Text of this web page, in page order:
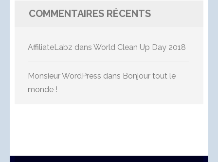
COMMENTAIRES RÉCENTS
AffiliateLabz dans World Clean Up Day 2018
Monsieur WordPress dans Bonjour tout le
monde !